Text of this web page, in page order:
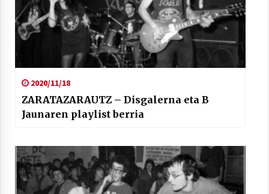
2020/11/18
ZARATAZARAUTZ – Disgalerna eta B
Jaunaren playlist berria